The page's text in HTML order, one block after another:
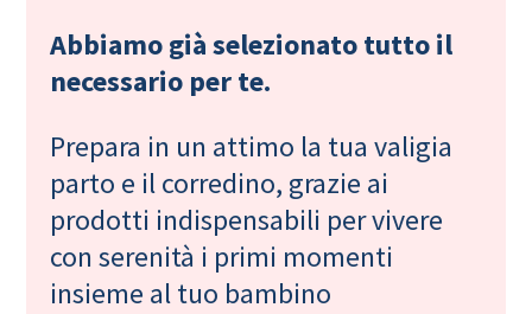
Abbiamo già selezionato tutto il
necessario per te.
Prepara in un attimo la tua valigia
parto e il corredino, grazie ai
prodotti indispensabili per vivere
con serenità i primi momenti
insieme al tuo bambino